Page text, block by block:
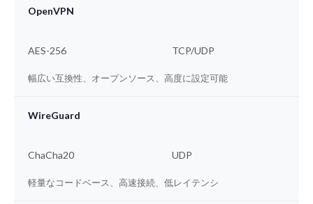
OpenVPN
AES-256 TCP/UDP
幅広い互換性、オープンソース、高度に設定可能
WireGuard
ChaCha20 UDP
軽量なコードベース、高速接続、低レイテンシ